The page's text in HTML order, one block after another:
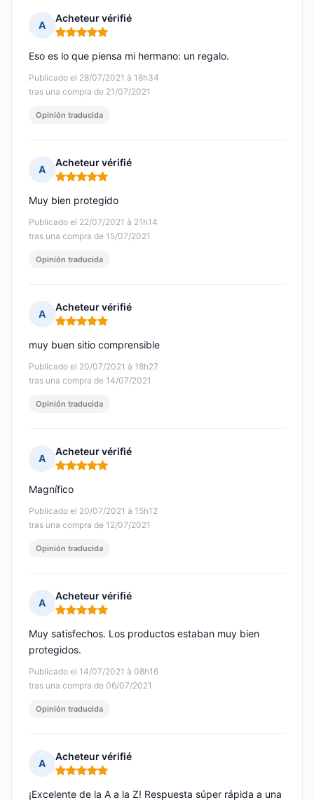
A
Acheteur vérifié
Nota: 5 de 5
Publicado el 28/07/2021 à 18h34
tras una compra de 21/07/2021
Eso es lo que piensa mi hermano: un regalo.
Opinión traducida
A
Acheteur vérifié
Nota: 5 de 5
Publicado el 22/07/2021 à 21h14
tras una compra de 15/07/2021
Muy bien protegido
Opinión traducida
A
Acheteur vérifié
Nota: 5 de 5
Publicado el 20/07/2021 à 18h27
tras una compra de 14/07/2021
muy buen sitio comprensible
Opinión traducida
A
Acheteur vérifié
Nota: 5 de 5
Publicado el 20/07/2021 à 15h12
tras una compra de 12/07/2021
Magnífico
Opinión traducida
A
Acheteur vérifié
Nota: 5 de 5
Publicado el 14/07/2021 à 08h16
tras una compra de 06/07/2021
Muy satisfechos. Los productos estaban muy bien
protegidos.
Opinión traducida
A
Acheteur vérifié
Nota: 5 de 5
¡Excelente de la A a la Z! Respuesta súper rápida a una